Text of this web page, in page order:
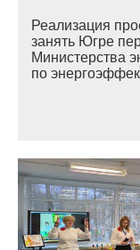
Реализация
занять Югре
Министерства
по